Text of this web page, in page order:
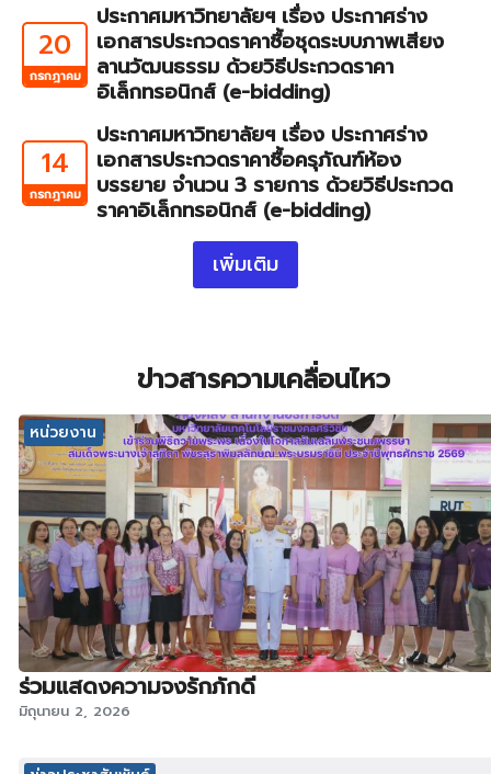
20
กรกฎาคม
ประกาศมหาวิทยาลัยฯ เรื่อง ประกาศร่าง
เอกสารประกวดราคาซื้อชุดระบบภาพเสียง
ลานวัฒนธรรม ด้วยวิธีประกวดราคา
อิเล็กทรอนิกส์ (e-bidding)
14
กรกฎาคม
ประกาศมหาวิทยาลัยฯ เรื่อง ประกาศร่าง
เอกสารประกวดราคาซื้อครุภัณฑ์ห้อง
บรรยาย จำนวน 3 รายการ ด้วยวิธีประกวด
ราคาอิเล็กทรอนิกส์ (e-bidding)
เพิ่มเติม
ข่าวสารความเคลื่อนไหว
หน่วยงาน
ร่วมแสดงความจงรักภักดี
มิถุนายน 2, 2026